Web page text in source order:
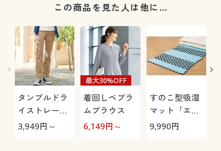
この商品を見た人は他に…
タンブルドラ
イストレート
パンツ(ストレ
3,949円～
着回しペプラ
ムブラウス
最大30%OFF
6,149円～
すのこ型吸湿
マット「エア
ージョブ®」
9,990円